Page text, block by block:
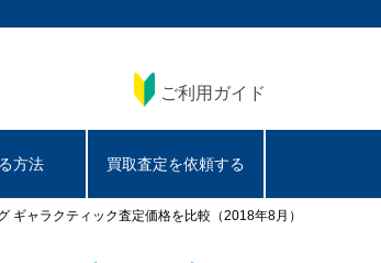
ご利用ガイド
方法 買取査定を依頼する
ギャラクティック査定価格を比較（2018年8月）